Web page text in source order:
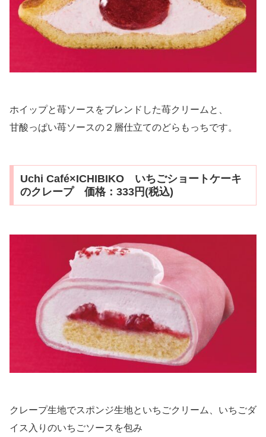
ホイップと苺ソースをブレンドした苺クリームと、
甘酸っぱい苺ソースの２層仕立てのどらもっちです。
Uchi Café×ICHIBIKO いちごショートケーキ
のクレープ 価格：333円(税込)
クレープ生地でスポンジ生地といちごクリーム、いちごダ
イス入りのいちごソースを包み